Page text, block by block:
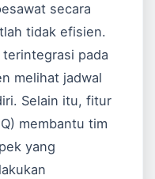
secara
tidak efisien.
terintegrasi pada
melihat jadwal
Selain itu, fitur
membantu tim
yang